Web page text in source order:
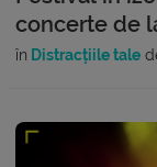
concerte de
în Distracțiile tale